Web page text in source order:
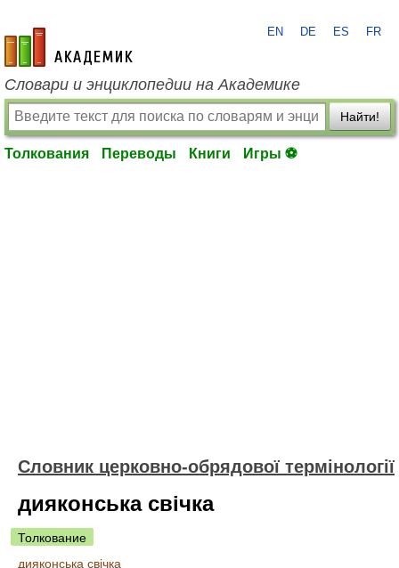
academic.ru
EN DE ES FR
Словари и энциклопедии на Академике
Найти!
Толкования Переводы Книги Игры ⚽
Словник церковно-обрядової термінології
дияконська свічка
Толкование
дияконська свічка